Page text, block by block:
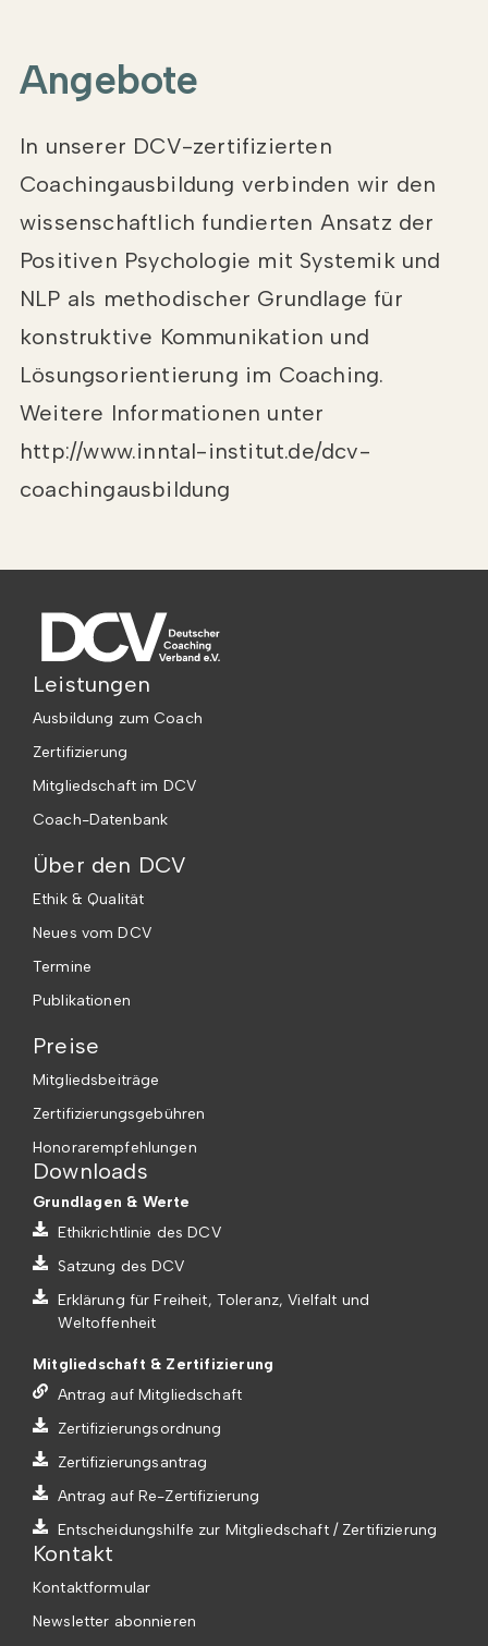
Angebote
In unserer DCV-zertifizierten
Coachingausbildung verbinden wir den
wissenschaftlich fundierten Ansatz der
Positiven Psychologie mit Systemik und
NLP als methodischer Grundlage für
konstruktive Kommunikation und
Lösungsorientierung im Coaching.
Weitere Informationen unter
http://www.inntal-institut.de/dcv-
coachingausbildung
Leistungen
Ausbildung zum Coach
Zertifizierung
Mitgliedschaft im DCV
Coach-Datenbank
Über den DCV
Ethik & Qualität
Neues vom DCV
Termine
Publikationen
Preise
Mitgliedsbeiträge
Zertifizierungsgebühren
Honorarempfehlungen
Downloads
Grundlagen & Werte
Ethikrichtlinie des DCV
Satzung des DCV
Erklärung für Freiheit, Toleranz, Vielfalt und
Weltoffenheit
Mitgliedschaft & Zertifizierung
Antrag auf Mitgliedschaft
Zertifizierungsordnung
Zertifizierungsantrag
Antrag auf Re-Zertifizierung
Entscheidungshilfe zur Mitgliedschaft / Zertifizierung
Kontakt
Kontaktformular
Newsletter abonnieren